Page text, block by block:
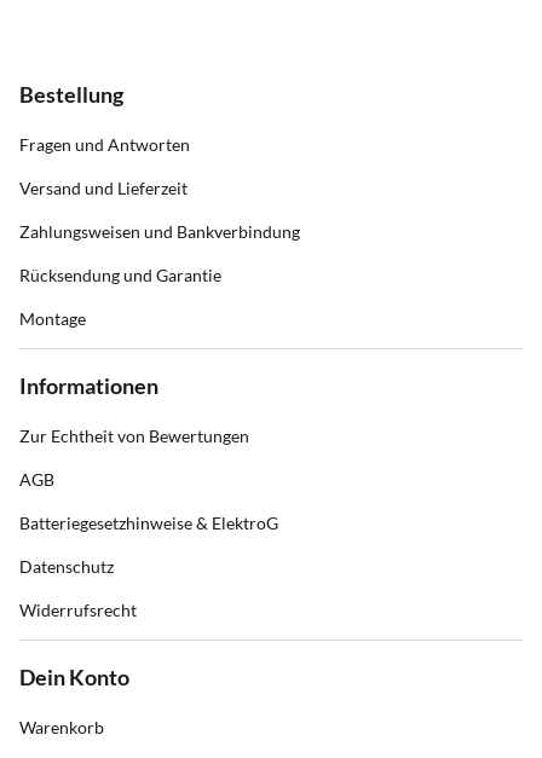
Bestellung
Fragen und Antworten
Versand und Lieferzeit
Zahlungsweisen und Bankverbindung
Rücksendung und Garantie
Montage
Informationen
Zur Echtheit von Bewertungen
AGB
Batteriegesetzhinweise & ElektroG
Datenschutz
Widerrufsrecht
Dein Konto
Warenkorb